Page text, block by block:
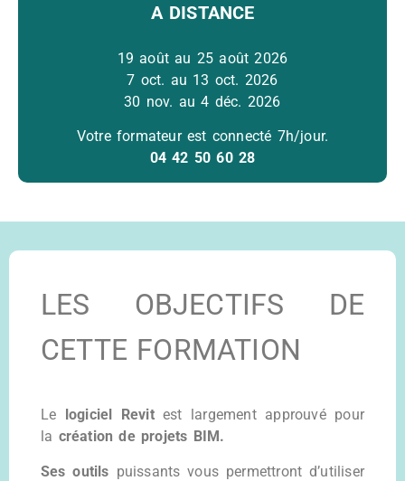
A DISTANCE
19 août au 25 août 2026
7 oct. au 13 oct. 2026
30 nov. au 4 déc. 2026
Votre formateur est connecté 7h/jour.
04 42 50 60 28
LES OBJECTIFS DE
CETTE FORMATION
Le logiciel Revitest largement approuvé pour
la création de projets BIM.
Ses outils puissants vous permettront d’utiliser